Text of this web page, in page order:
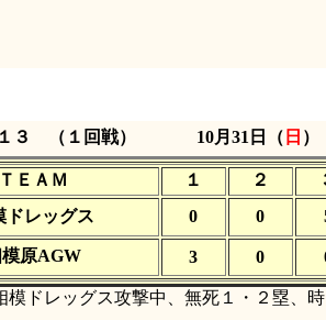
３ （１回戦） 10月31日（ 日 ）
ＴＥＡＭ １ ２
ドレッグス
0 0
原AGW 3 0
ドレッグス攻撃中、無死１・２塁、